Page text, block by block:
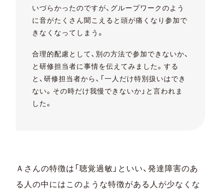
いづらかったのですが、グループワークのよう
に音がたくさん聞こえると頭が痛くなり参加で
きなくなってしまう。
合理的配慮として、別の方法で参加できないか、
と研修担当者に事情を伝えてみました。する
と、研修担当者から、「一人だけ特別扱いはでき
ない。その時だけ我慢できないか」と言われま
した。
Ａさんの特徴は「聴覚過敏」といい、発達障害のあ
る人の中にはこのような特徴がある人が少なくな